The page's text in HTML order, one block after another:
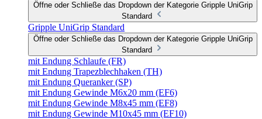
Öffne oder Schließe das Dropdown der Kategorie Gripple UniGrip
Standard
Gripple UniGrip Standard
Öffne oder Schließe das Dropdown der Kategorie Gripple UniGrip
Standard
mit Endung Schlaufe (FR)
mit Endung Trapezblechhaken (TH)
mit Endung Queranker (SP)
mit Endung Gewinde M6x20 mm (EF6)
mit Endung Gewinde M8x45 mm (EF8)
mit Endung Gewinde M10x45 mm (EF10)